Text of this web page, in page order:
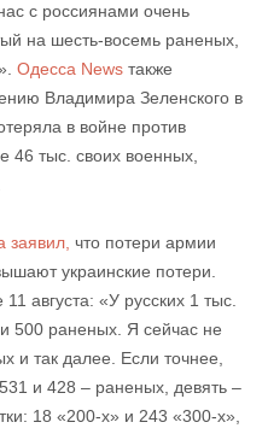
с россиянами очень
на шесть-восемь раненых,
Одесса Newsтакже
Владимира Зеленского в
в войне против
46 тыс. своих военных,
заявил, что потери армии
украинские потери.
августа: «У русских 1 тыс.
и 500 раненых. Я сейчас не
и так далее. Если точнее,
и 428 – раненых, девять –
18 «200-х» и 243 «300-х»,